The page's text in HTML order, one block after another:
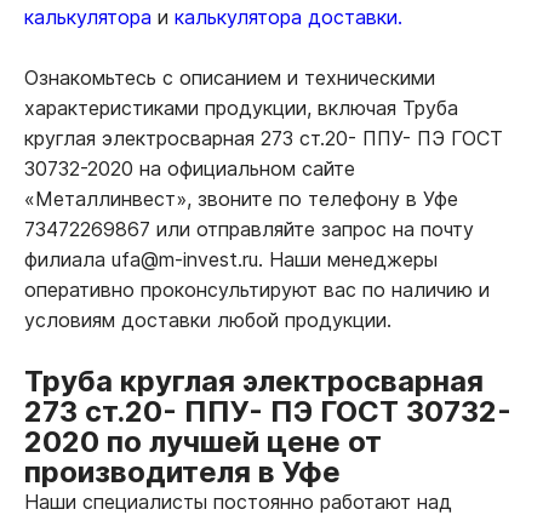
калькулятора и калькулятора доставки.
Ознакомьтесь с описанием и техническими
характеристиками продукции, включая Труба
круглая электросварная 273 ст.20- ППУ- ПЭ ГОСТ
30732-2020 на официальном сайте
«Металлинвест», звоните по телефону в Уфе
73472269867 или отправляйте запрос на почту
филиала ufa@m-invest.ru. Наши менеджеры
оперативно проконсультируют вас по наличию и
условиям доставки любой продукции.
Труба круглая электросварная
273 ст.20- ППУ- ПЭ ГОСТ 30732-
2020 по лучшей цене от
производителя в Уфе
Наши специалисты постоянно работают над